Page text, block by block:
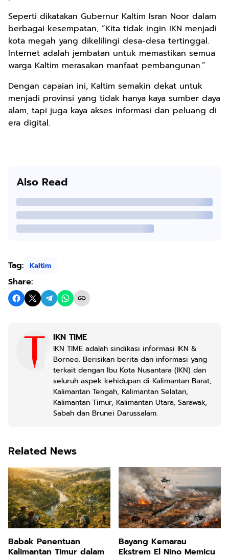
Seperti dikatakan Gubernur Kaltim Isran Noor dalam
berbagai kesempatan, “Kita tidak ingin IKN menjadi
kota megah yang dikelilingi desa-desa tertinggal.
Internet adalah jembatan untuk memastikan semua
warga Kaltim merasakan manfaat pembangunan.”
Dengan capaian ini, Kaltim semakin dekat untuk
menjadi provinsi yang tidak hanya kaya sumber daya
alam, tapi juga kaya akses informasi dan peluang di
era digital.
Also Read
Tag: Kaltim
Share:
IKN TIME
IKN TIME adalah sindikasi informasi IKN &
Borneo. Berisikan berita dan informasi yang
terkait dengan Ibu Kota Nusantara (IKN) dan
seluruh aspek kehidupan di Kalimantan Barat,
Kalimantan Tengah, Kalimantan Selatan,
Kalimantan Timur, Kalimantan Utara, Sarawak,
Sabah dan Brunei Darussalam.
Related News
Babak Penentuan
Kalimantan Timur dalam
Bayang Kemarau
Ekstrem El Nino Memicu